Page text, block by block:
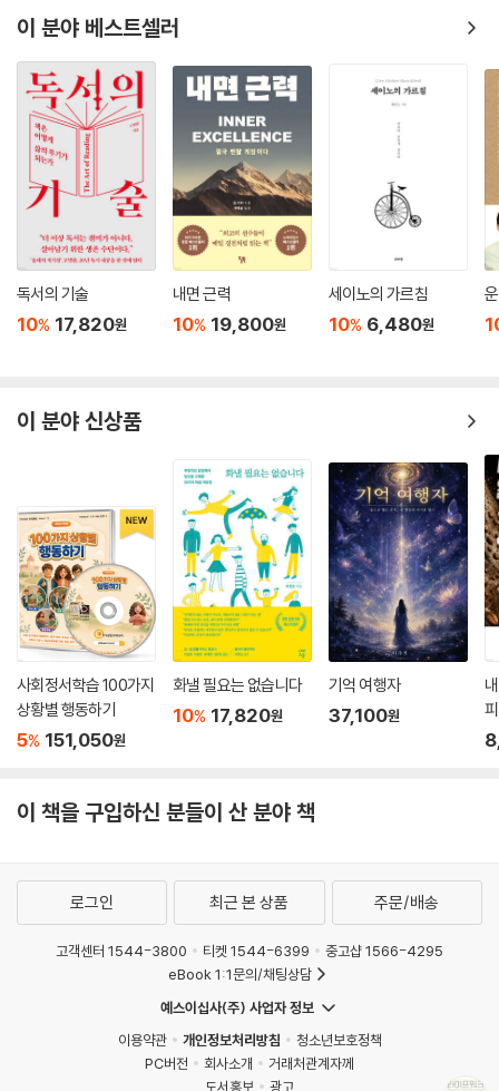
이 분야 베스트셀러
독서의 기술
10% 17,820원
내면 근력
10% 19,800원
세이노의 가르침
10% 6,480원
이 분야 신상품
사회정서학습 100가지
상황별 행동하기
5% 151,050원
화낼 필요는 없습니다
10% 17,820원
기억 여행자
37,100원
이 책을 구입하신 분들이 산 분야 책
로그인 최근 본 상품 주문/배송
고객센터 1544-3800 티켓 1544-6399
중고샵 1566-4295
eBook 1:1문의/채팅상담
예스이십사(주) 사업자 정보
이용약관
개인정보처리방침
청소년보호정책
PC버전
회사소개
거래처관계자께
도서홍보
광고